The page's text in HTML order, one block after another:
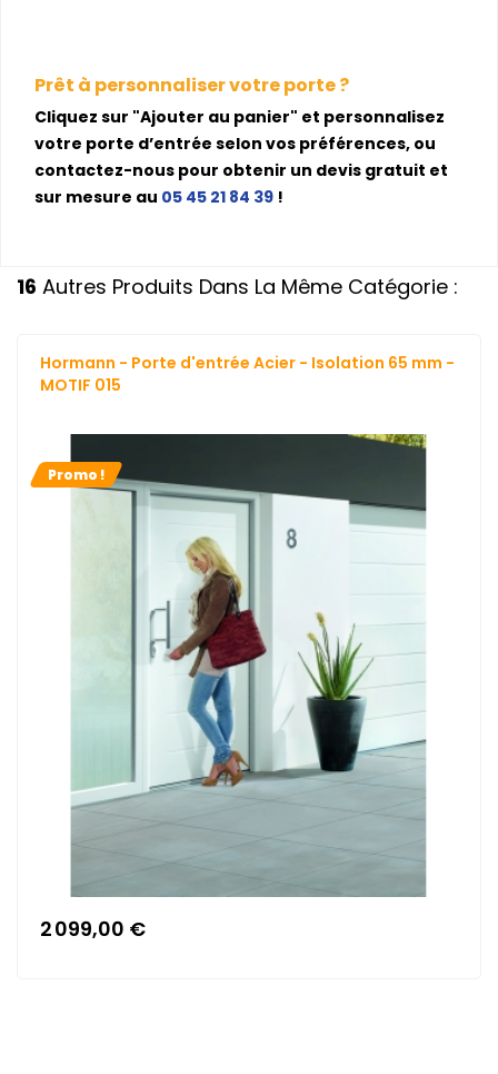
Prêt à personnaliser votre porte ?
Cliquez sur "Ajouter au panier" et personnalisez
votre porte d’entrée selon vos préférences, ou
contactez-nous pour obtenir un devis gratuit et
sur mesure au 05 45 21 84 39 !
16 Autres Produits Dans La Même Catégorie :
Hormann - Porte d'entrée Acier - Isolation 65 mm -
MOTIF 015
Promo !
2 099,00 €